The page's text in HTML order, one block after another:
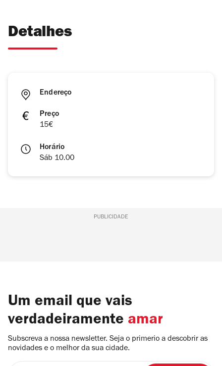
Detalhes
Endereço
Preço
15€
Horário
Sáb 10.00
PUBLICIDADE
Um email que vais
verdadeiramente amar
Subscreva a nossa newsletter. Seja o primerio a descobrir as
novidades e o melhor da sua cidade.